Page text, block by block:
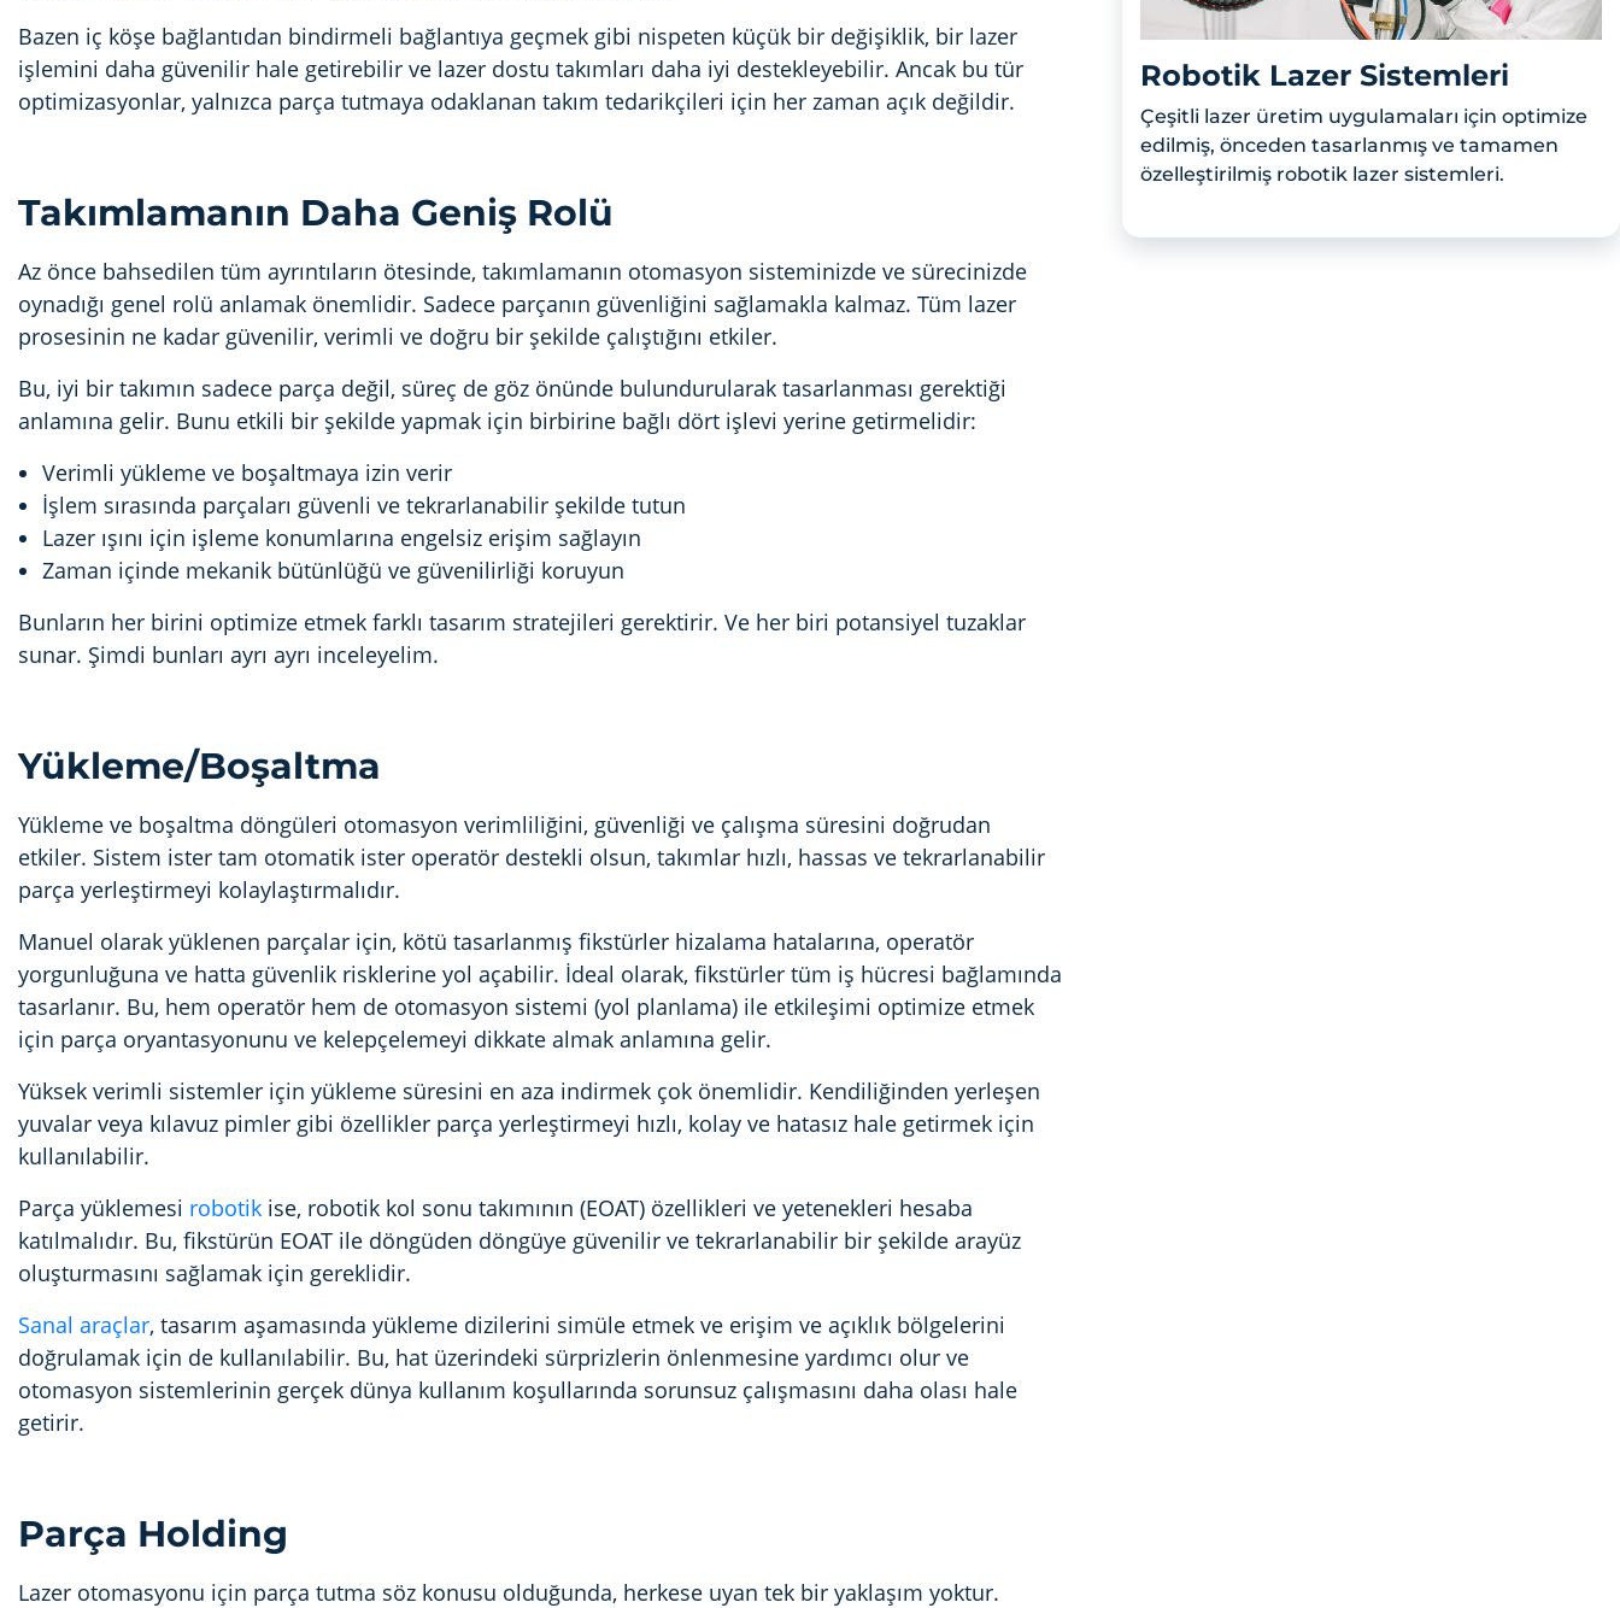
Bazen iç köşe bağlantıdan bindirmeli bağlantıya geçmek gibi nispeten küçük bir değişiklik, bir lazer
işlemini daha güvenilir hale getirebilir ve lazer dostu takımları daha iyi destekleyebilir. Ancak bu tür
optimizasyonlar, yalnızca parça tutmaya odaklanan takım tedarikçileri için her zaman açık değildir.
Takımlamanın Daha Geniş Rolü
Az önce bahsedilen tüm ayrıntıların ötesinde, takımlamanın otomasyon sisteminizde ve sürecinizde
oynadığı genel rolü anlamak önemlidir. Sadece parçanın güvenliğini sağlamakla kalmaz. Tüm lazer
prosesinin ne kadar güvenilir, verimli ve doğru bir şekilde çalıştığını etkiler.
Bu, iyi bir takımın sadece parça değil, süreç de göz önünde bulundurularak tasarlanması gerektiği
anlamına gelir. Bunu etkili bir şekilde yapmak için birbirine bağlı dört işlevi yerine getirmelidir:
Verimli yükleme ve boşaltmaya izin verir
İşlem sırasında parçaları güvenli ve tekrarlanabilir şekilde tutun
Lazer ışını için işleme konumlarına engelsiz erişim sağlayın
Zaman içinde mekanik bütünlüğü ve güvenilirliği koruyun
Bunların her birini optimize etmek farklı tasarım stratejileri gerektirir. Ve her biri potansiyel tuzaklar
sunar. Şimdi bunları ayrı ayrı inceleyelim.
Yükleme/Boşaltma
Yükleme ve boşaltma döngüleri otomasyon verimliliğini, güvenliği ve çalışma süresini doğrudan
etkiler. Sistem ister tam otomatik ister operatör destekli olsun, takımlar hızlı, hassas ve tekrarlanabilir
parça yerleştirmeyi kolaylaştırmalıdır.
Manuel olarak yüklenen parçalar için, kötü tasarlanmış fikstürler hizalama hatalarına, operatör
yorgunluğuna ve hatta güvenlik risklerine yol açabilir. İdeal olarak, fikstürler tüm iş hücresi bağlamında
tasarlanır. Bu, hem operatör hem de otomasyon sistemi (yol planlama) ile etkileşimi optimize etmek
için parça oryantasyonunu ve kelepçelemeyi dikkate almak anlamına gelir.
Yüksek verimli sistemler için yükleme süresini en aza indirmek çok önemlidir. Kendiliğinden yerleşen
yuvalar veya kılavuz pimler gibi özellikler parça yerleştirmeyi hızlı, kolay ve hatasız hale getirmek için
kullanılabilir.
Parça yüklemesi robotik ise, robotik kol sonu takımının (EOAT) özellikleri ve yetenekleri hesaba
katılmalıdır. Bu, fikstürün EOAT ile döngüden döngüye güvenilir ve tekrarlanabilir bir şekilde arayüz
oluşturmasını sağlamak için gereklidir.
Sanal araçlar, tasarım aşamasında yükleme dizilerini simüle etmek ve erişim ve açıklık bölgelerini
doğrulamak için de kullanılabilir. Bu, hat üzerindeki sürprizlerin önlenmesine yardımcı olur ve
otomasyon sistemlerinin gerçek dünya kullanım koşullarında sorunsuz çalışmasını daha olası hale
getirir.
Parça Holding
Lazer otomasyonu için parça tutma söz konusu olduğunda, herkese uyan tek bir yaklaşım yoktur.
Robotik Lazer Sistemleri
Çeşitli lazer üretim uygulamaları için optimize
edilmiş, önceden tasarlanmış ve tamamen
özelleştirilmiş robotik lazer sistemleri.